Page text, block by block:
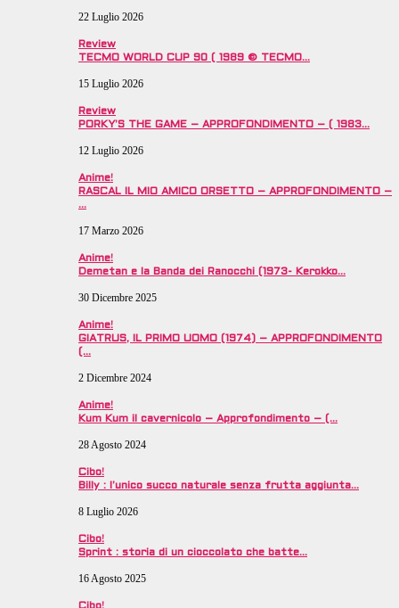
22 Luglio 2026
Review
TECMO WORLD CUP 90 ( 1989 © TECMO…
15 Luglio 2026
Review
PORKY’S THE GAME – APPROFONDIMENTO – ( 1983…
12 Luglio 2026
Anime!
RASCAL IL MIO AMICO ORSETTO – APPROFONDIMENTO –
…
17 Marzo 2026
Anime!
Demetan e la Banda dei Ranocchi (1973- Kerokko…
30 Dicembre 2025
Anime!
GIATRUS, IL PRIMO UOMO (1974) – APPROFONDIMENTO
(…
2 Dicembre 2024
Anime!
Kum Kum il cavernicolo – Approfondimento – (…
28 Agosto 2024
Cibo!
Billy : l’unico succo naturale senza frutta aggiunta…
8 Luglio 2026
Cibo!
Sprint : storia di un cioccolato che batte…
16 Agosto 2025